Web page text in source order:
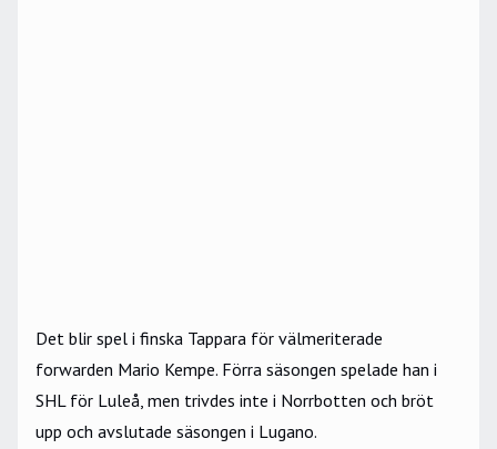
Det blir spel i finska Tappara för välmeriterade
forwarden Mario Kempe. Förra säsongen spelade han i
SHL för Luleå, men trivdes inte i Norrbotten och bröt
upp och avslutade säsongen i Lugano.